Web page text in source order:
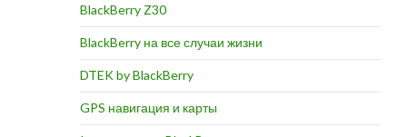
BlackBerry Z30
BlackBerry на все случаи жизни
DTEK by BlackBerry
GPS навигация и карты